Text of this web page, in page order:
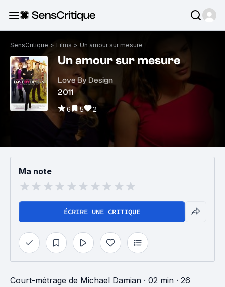
SensCritique > Films > Un amour sur mesure
Un amour sur mesure
Love By Design
2011
6 5 2
Ma note
ÉCRIRE UNE CRITIQUE
Court-métrage de Michael Damian · 02 min · 26